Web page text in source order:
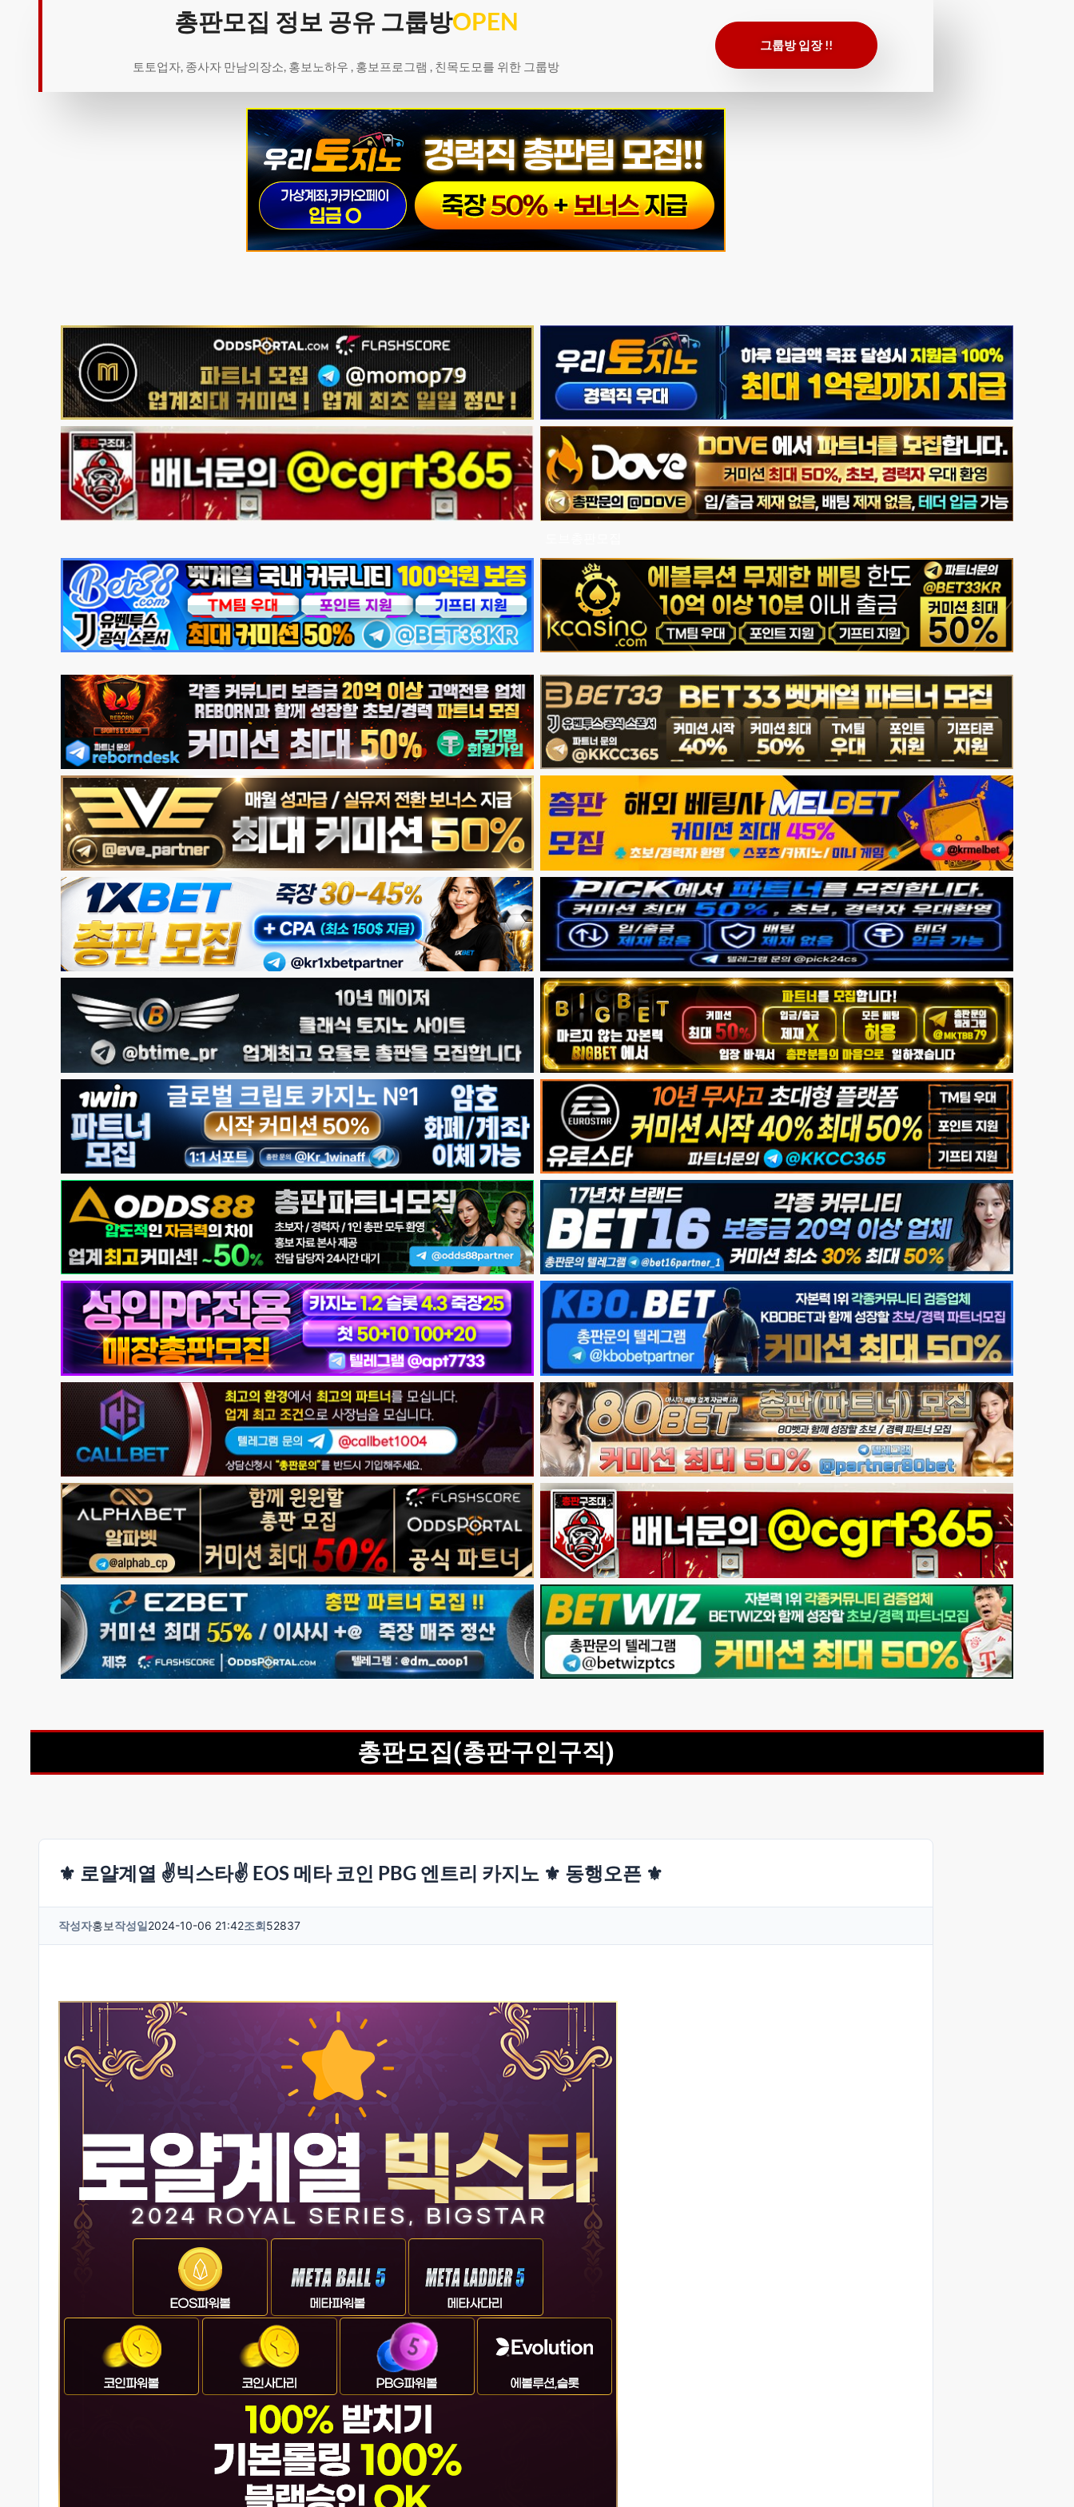
총판모집 정보 공유 그룹방OPEN
토토업자, 종사자 만남의장소, 홍보노하우 , 홍보프로그램 , 친목도모를 위한 그룹방
그룹방 입장 !!
총판모집(총판구인구직)
⚜️ 로얄계열 ✌️빅스타✌️ EOS 메타 코인 PBG 엔트리 카지노 ⚜️ 동행오픈 ⚜️
작성자홍보작성일2024-10-06 21:42조회52837